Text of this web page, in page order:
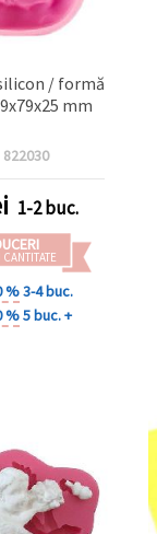
/ formă
mm
822030
1-2 buc.
CANTITATE
%3-4 buc.
%5 buc. +